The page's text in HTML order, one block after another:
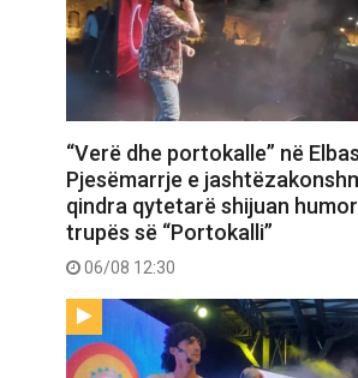
“Verë dhe portokalle” në
Pjesëmarrje e
qindra qytetarë shijuan
trupës së “Portokalli”
06/08 12:30